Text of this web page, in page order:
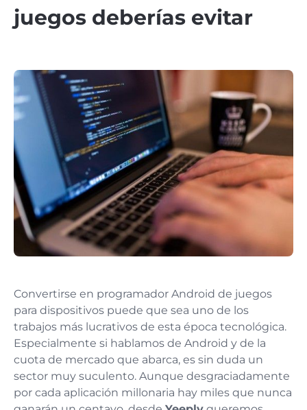
juegos deberías evitar
Convertirse en programador Android de juegos
para dispositivos puede que sea uno de los
trabajos más lucrativos de esta época tecnológica.
Especialmente si hablamos de Android y de la
cuota de mercado que abarca, es sin duda un
sector muy suculento. Aunque desgraciadamente
por cada aplicación millonaria hay miles que nunca